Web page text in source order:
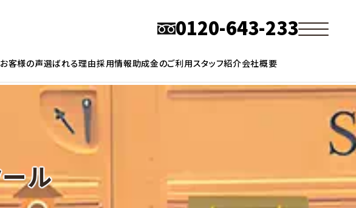
0120-643-233
お客様の声選ばれる理由採用情報助成金のご利用スタッフ紹介会社概要
ル